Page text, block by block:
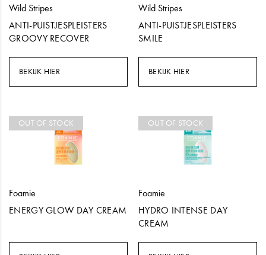
Wild Stripes
ANTI-PUISTJESPLEISTERS
GROOVY RECOVER
BEKIJK HIER
Wild Stripes
ANTI-PUISTJESPLEISTERS
SMILE
BEKIJK HIER
OUT OF STOCK
Foamie
ENERGY GLOW DAY CREAM
OUT OF STOCK
Foamie
HYDRO INTENSE DAY
CREAM